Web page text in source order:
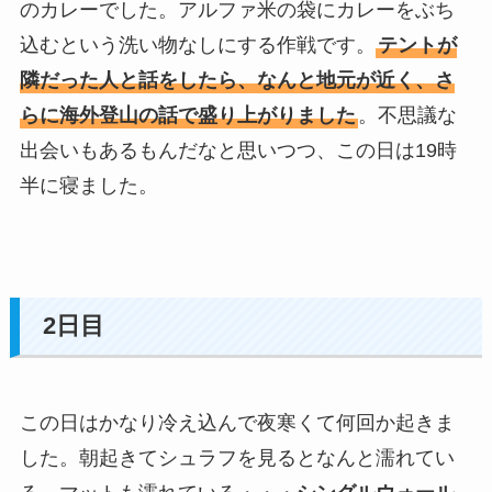
のカレーでした。アルファ米の袋にカレーをぶち
込むという洗い物なしにする作戦です。 テントが
隣だった人と話をしたら、なんと地元が近く、さ
らに海外登山の話で盛り上がりました。不思議な
出会いもあるもんだなと思いつつ、この日は19時
半に寝ました。
2日目
この日はかなり冷え込んで夜寒くて何回か起きま
した。朝起きてシュラフを見るとなんと濡れてい